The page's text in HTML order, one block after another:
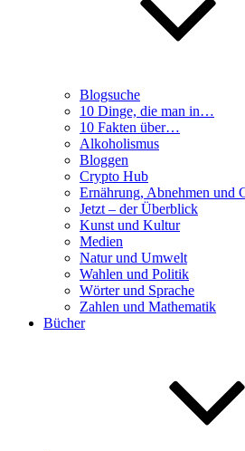
Blogsuche
10 Dinge, die man in…
10 Fakten über…
Alkoholismus
Bloggen
Crypto Hub
Ernährung, Abnehmen und
Jetzt – der Überblick
Kunst und Kultur
Medien
Natur und Umwelt
Wahlen und Politik
Wörter und Sprache
Zahlen und Mathematik
Bücher